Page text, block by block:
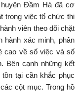
Đầm Hà đã cơ
trong việc tổ chức thi
viên theo dõi chặt
xác minh, phân
cao về số việc và số
Bên cạnh những kết
tại cần khắc phục
cột mục. Trong hồ